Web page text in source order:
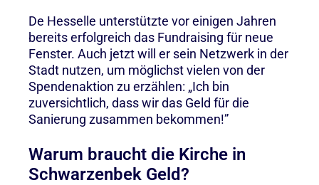
De Hesselle unterstützte vor einigen Jahren
bereits erfolgreich das Fundraising für neue
Fenster. Auch jetzt will er sein Netzwerk in der
Stadt nutzen, um möglichst vielen von der
Spendenaktion zu erzählen: „Ich bin
zuversichtlich, dass wir das Geld für die
Sanierung zusammen bekommen!”
Warum braucht die Kirche in
Schwarzenbek Geld?